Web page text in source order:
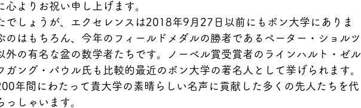
心よりお祝い申し上げます。
でしょうが、エクセレンスは2018年9月27日以前にもボン大学にありま
のはもちろん、今年のフィールドメダルの勝者であるペーター・ショルツ
外の有名な盆の数学者たちです。ノーベル賞受賞者のラインハルト・ゼル
ガング・パウル氏も比較的最近のボン大学の著名人として挙げられます。
年間にわたって貴大学の素晴らしい名声に貢献した多くの先人たちを代
っしゃいます。